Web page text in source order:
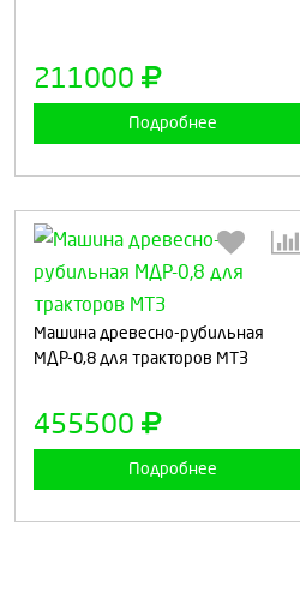
211000
Подробнее
Машина древесно-рубильная
МДР-0,8 для тракторов МТЗ
455500
Подробнее
Выберите количество:
Продолжить